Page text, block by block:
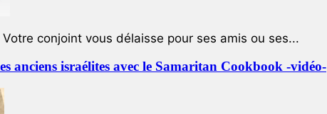
conjoint vous délaisse pour ses amis ou ses...
anciens israélites avec le Samaritan Cookbook -vidéo-